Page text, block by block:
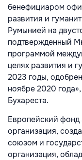
бенефициаром
развития и
Румынией на
подтвержденный
программой
целях развития и
2023 годы,
ноябре 2020
Бухареста.
Европейский фонд
организация,
союзом и
организация,